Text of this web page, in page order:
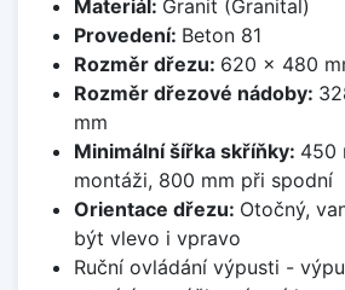
Materiál: Granit (Granital)
Provedení: Beton 81
Rozměr dřezu: 620 x 480
Rozměr dřezové nádoby:
mm
Minimální šířka skříňky: 450
montáži, 800 mm při spodní
Orientace dřezu: Otočný,
být vlevo i vpravo
Ruční ovládání výpusti -